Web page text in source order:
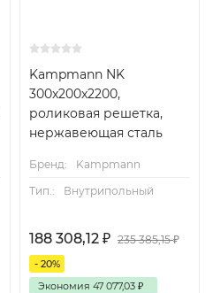
Kampmann NK
300x200x2200,
роликовая решетка,
нержавеющая сталь
Бренд:
Kampmann
Тип.:
Внутрипольный
188 308,12 ₽ 235 385,15₽
- 20%
Экономия 47 077,03 ₽